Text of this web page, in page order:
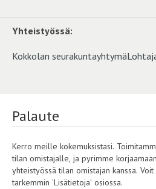
Yhteistyössä:
Kokkolan seurakuntayhtymä
Palaute
Kerro meille kokemuksistasi.
tilan omistajalle, ja pyrimme korjaamaan havaitut ongelmat
yhteistyössä tilan omistajan kanssa.
tarkemmin 'Lisätietoja' osiossa.